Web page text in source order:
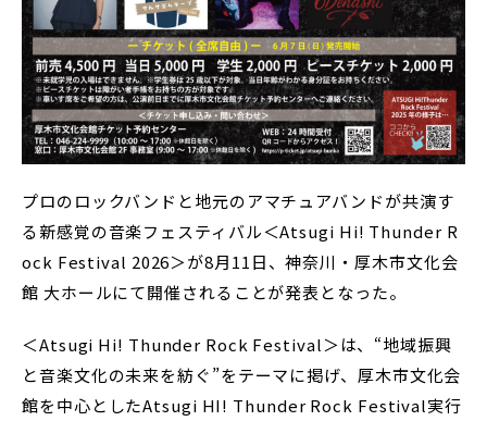
プロのロックバンドと地元のアマチュアバンドが共演す
る新感覚の音楽フェスティバル＜Atsugi Hi! Thunder R
ock Festival 2026＞が8月11日、神奈川・厚木市文化会
館 大ホールにて開催されることが発表となった。
＜Atsugi Hi! Thunder Rock Festival＞は、“地域振興
と音楽文化の未来を紡ぐ”をテーマに掲げ、厚木市文化会
館を中心としたAtsugi HI! Thunder Rock Festival実行